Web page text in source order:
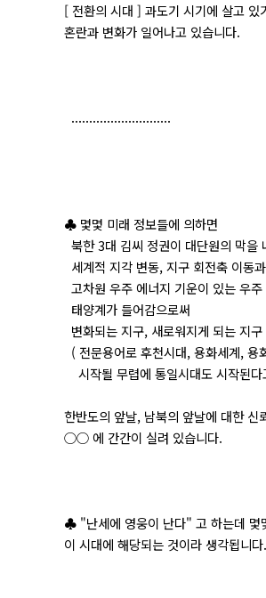
[ 전환의 시대 ] 과도기 시기에 살고 있
혼란과 변화가 일어나고 있습니다.
............................
♣ 몇몇 미래 정보들에 의하면
북한 3대 김씨 정권이 대단원의 막을
세계적 지각 변동, 지구 회전축 이동과
고차원 우주 에너지 기운이 있는 우
태양계가 들어감으로써
변화되는 지구, 새로워지게 되는 지구
( 전문용어로 후천시대, 용화세계, 용
시작될 무렵에 통일시대도 시작된다
한반도의 앞날, 남북의 앞날에 대한 신
○○ 에 간간이 실려 있습니다.
♣ "난세에 영웅이 난다" 고 하는데 몇
이 시대에 해당되는 것이라 생각됩니다.